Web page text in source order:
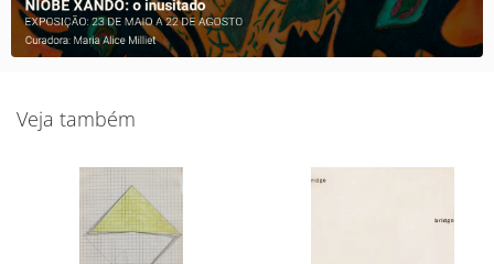
Veja também